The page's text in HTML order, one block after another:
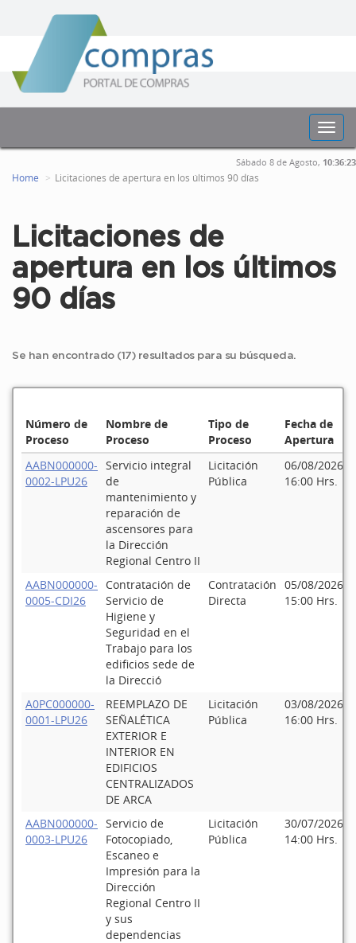
Sábado 8 de Agosto, 10:36:24
Home Licitaciones de apertura en los últimos 90 días
Licitaciones de
apertura en los últimos
90 días
Se han encontrado (17) resultados para su búsqueda.
Número de
Proceso
Nombre de
Proceso
Tipo de
Proceso
Fecha de
Apertura
AABN000000-
0002-LPU26
Servicio integral
de
mantenimiento y
reparación de
ascensores para
la Dirección
Regional Centro II
Licitación
Pública
06/08/2026
16:00 Hrs.
AABN000000-
0005-CDI26
Contratación de
Servicio de
Higiene y
Seguridad en el
Trabajo para los
edificios sede de
la Direcció
Contratación
Directa
05/08/2026
15:00 Hrs.
A0PC000000-
0001-LPU26
REEMPLAZO DE
SEÑALÉTICA
EXTERIOR E
INTERIOR EN
EDIFICIOS
CENTRALIZADOS
DE ARCA
Licitación
Pública
03/08/2026
16:00 Hrs.
AABN000000-
0003-LPU26
Servicio de
Fotocopiado,
Escaneo e
Impresión para la
Dirección
Regional Centro II
y sus
dependencias
Licitación
Pública
30/07/2026
14:00 Hrs.